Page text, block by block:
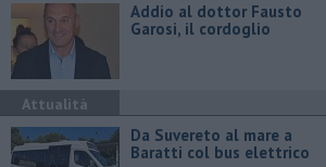
Addio al dottor Fausto
Garosi, il cordoglio
Attualità
Da Suvereto al mare a
Baratti col bus elettrico